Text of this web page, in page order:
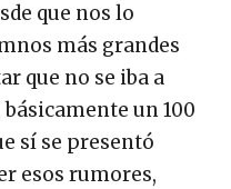
que nos lo
más grandes
que no se iba a
un 100
sí se presentó
esos rumores,